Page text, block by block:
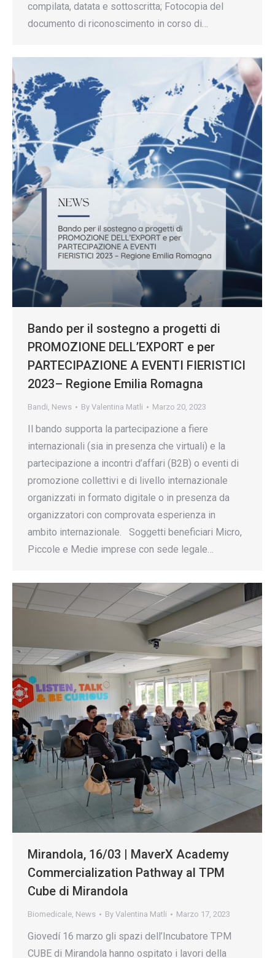
compilata, datata e sottoscritta; Fotocopia del
documento di riconoscimento in corso di…
Bando per il sostegno a progetti di
PROMOZIONE DELL’EXPORT e per
PARTECIPAZIONE A EVENTI FIERISTICI
2023– Regione Emilia Romagna
Bandi, News By Valentina Matli Marzo 20, 2023
Il bando supporta la partecipazione a fiere
internazionali (sia in presenza che virtuali) e la
partecipazione a incontri d’affari (B2B) o eventi di
promozione collettivi e di livello internazionale
organizzati in formato digitale o in presenza da
organizzatori con comprovata esperienza in
ambito internazionale. Soggetti beneficiari Micro,
Piccole e Medie imprese con sede legale…
Mirandola, 16/03 | MaverX Academy
Commercialization Pathway al TPM
Cube di Mirandola
Biomedicale, News By Valentina Matli Marzo 17, 2023
Giovedí 16 marzo gli spazi dell’Incubatore TPM
CUBE di Mirandola hanno ospitato i lavori della